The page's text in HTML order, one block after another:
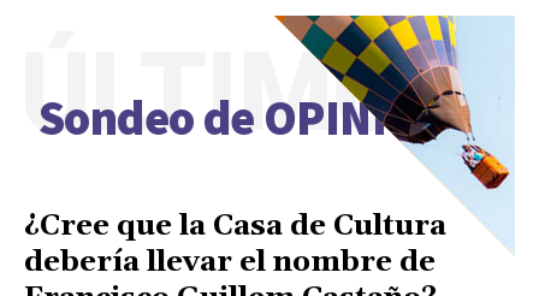
Sondeo de OPINIÓN
ÚLTIMO
¿Cree que la Casa de Cultura
debería llevar el nombre de